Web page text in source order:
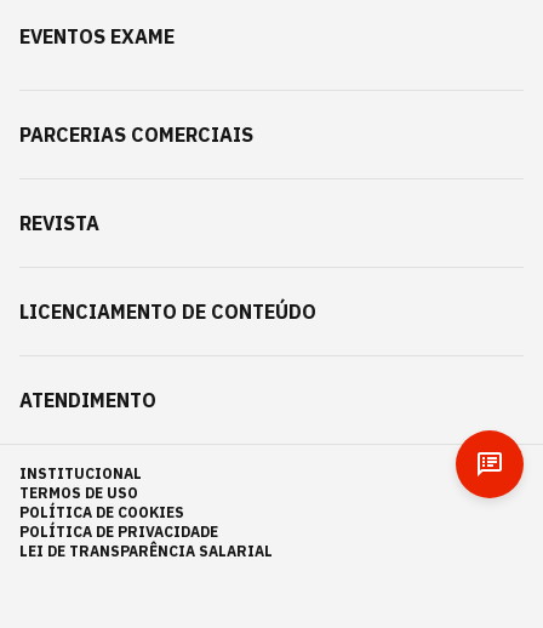
EVENTOS EXAME
PARCERIAS COMERCIAIS
REVISTA
LICENCIAMENTO DE CONTEÚDO
ATENDIMENTO
INSTITUCIONAL
TERMOS DE USO
POLÍTICA DE COOKIES
POLÍTICA DE PRIVACIDADE
LEI DE TRANSPARÊNCIA SALARIAL